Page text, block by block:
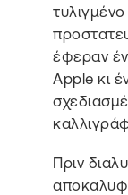
έφεραν
Apple κι
Πριν